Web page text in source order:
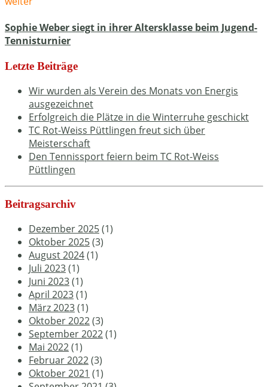
Sophie Weber siegt in ihrer Altersklasse beim Jugend-
Tennisturnier
Letzte Beiträge
Wir wurden als Verein des Monats von Energis
ausgezeichnet
Erfolgreich die Plätze in die Winterruhe geschickt
TC Rot-Weiss Püttlingen freut sich über
Meisterschaft
Den Tennissport feiern beim TC Rot-Weiss
Püttlingen
Beitragsarchiv
Dezember 2025(1)
Oktober 2025(3)
August 2024(1)
Juli 2023(1)
Juni 2023(1)
April 2023(1)
März 2023(1)
Oktober 2022(3)
September 2022(1)
Mai 2022(1)
Februar 2022(3)
Oktober 2021 (1)